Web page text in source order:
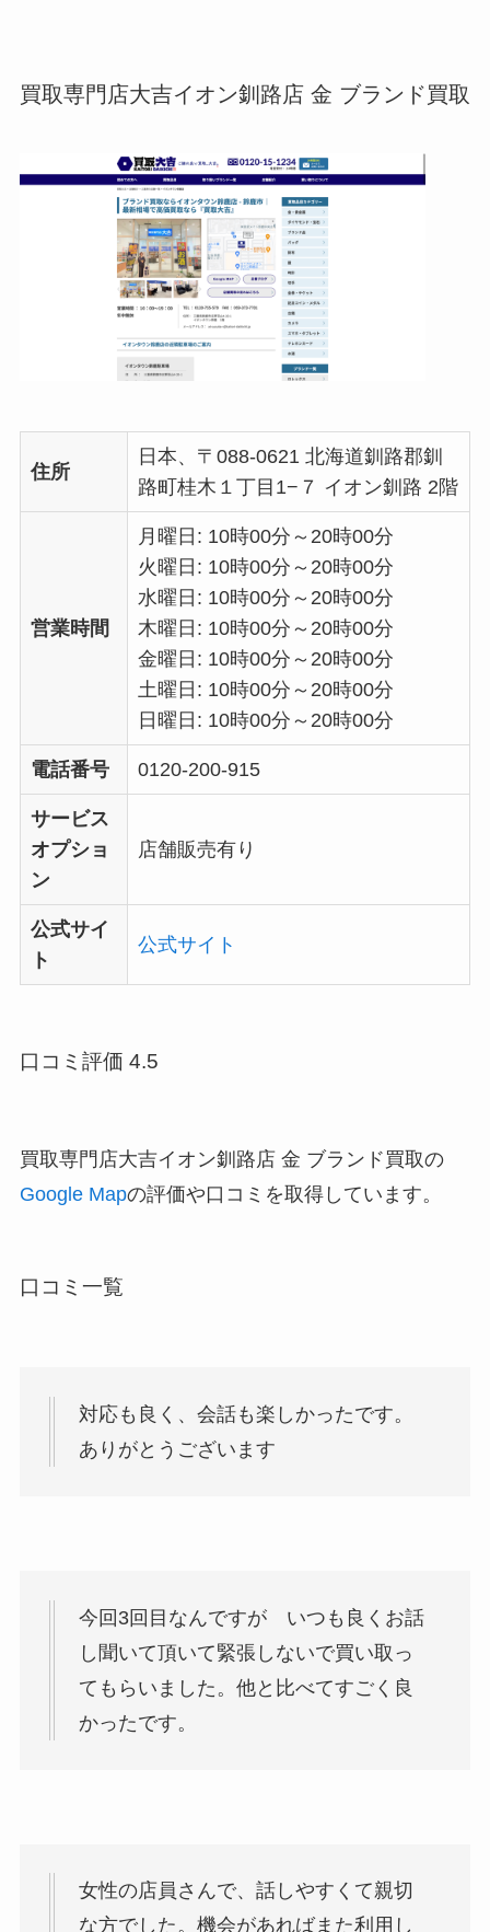
買取専門店大吉イオン釧路店 金 ブランド買取
住所
日本、〒088-0621 北海道釧路郡釧
路町桂木１丁目1−７ イオン釧路 2階
営業時間
月曜日: 10時00分～20時00分
火曜日: 10時00分～20時00分
水曜日: 10時00分～20時00分
木曜日: 10時00分～20時00分
金曜日: 10時00分～20時00分
土曜日: 10時00分～20時00分
日曜日: 10時00分～20時00分
電話番号 0120-200-915
サービス
オプショ
ン
店舗販売有り
公式サイ
ト
公式サイト
口コミ評価 4.5
買取専門店大吉イオン釧路店 金 ブランド買取の
Google Mapの評価や口コミを取得しています。
口コミ一覧
対応も良く、会話も楽しかったです。
ありがとうございます
今回3回目なんですが いつも良くお話
し聞いて頂いて緊張しないで買い取っ
てもらいました。他と比べてすごく良
かったです。
女性の店員さんで、話しやすくて親切
な方でした。機会があればまた利用し